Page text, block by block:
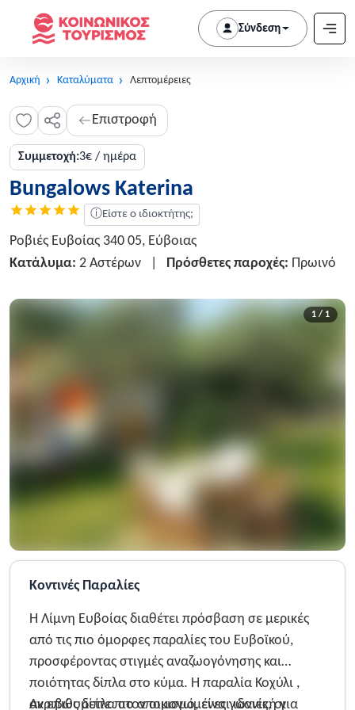
Σύνδεση
Αρχική Καταλύματα Λεπτομέρειες
Συμμετοχή:3€ / ημέρα
Bungalows Katerina
ⓘΕίστε ο ιδιοκτήτης;
Ροβιές Ευβοίας 340 05, Εύβοιας
Κατάλυμα: 2 Αστέρων Πρόσθετες παροχές: Πρωινό
Επιστροφή
1 / 1
Κοντινές Παραλίες
Η Λίμνη Ευβοίας διαθέτει πρόσβαση σε μερικές
από τις πιο όμορφες παραλίες του Ευβοϊκού,
προσφέροντας στιγμές αναζωογόνησης και
ποιότητας δίπλα στο κύμα. Η παραλία Κοχύλι ,
ακριβώς δίπλα στον οικισμό, είναι ιδανική για
Αν επιθυμείτε πιο απομονωμένες γωνιές, οι